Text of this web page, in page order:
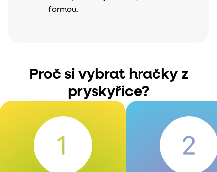
formou.
Proč si vybrat hračky z
pryskyřice?